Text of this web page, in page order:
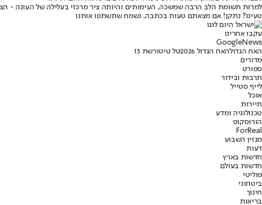
למרות תשומת הלב הרבה שמשכה, העימותים והיותה ציר מרכזי בעלילה של העונה -
טעינו? נתקן! אם מצאתם טעות בכתבה, נשמח שתשתפו אותנו
עקבו אחרינו
Googl eNews
האח הגדולהאח הגדול 2026 טל טיטורשת 13
מדורים
ספורט
תרבות ובידור
לייף סטייל
אוכל
תיירות
טכנולוגיה ומדע
הורוסקופ
ForReal
מגזין השבוע
דעות
חדשות בארץ
חדשות בעולם
פוליטי
ביטחוני
חינוך
בריאות